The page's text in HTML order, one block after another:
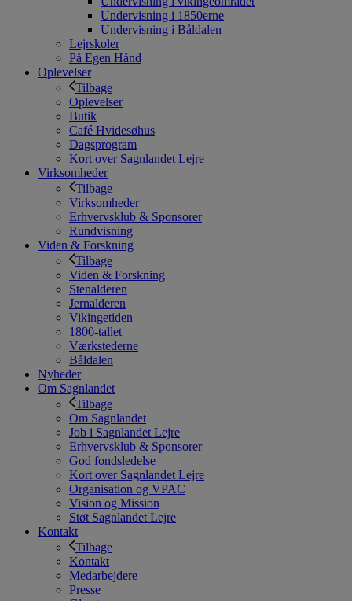
Undervisning i 1850erne
Undervisning i Båldalen
Lejrskoler
På Egen Hånd
Oplevelser
Tilbage
Oplevelser
Butik
Café Hvidesøhus
Dagsprogram
Kort over Sagnlandet Lejre
Virksomheder
Tilbage
Virksomheder
Erhvervsklub & Sponsorer
Rundvisning
Viden & Forskning
Tilbage
Viden & Forskning
Stenalderen
Jernalderen
Vikingetiden
1800-tallet
Værkstederne
Båldalen
Nyheder
Om Sagnlandet
Tilbage
Om Sagnlandet
Job i Sagnlandet Lejre
Erhvervsklub & Sponsorer
God fondsledelse
Kort over Sagnlandet Lejre
Organisation og VPAC
Vision og Mission
Støt Sagnlandet Lejre
Kontakt
Tilbage
Kontakt
Medarbejdere
Presse